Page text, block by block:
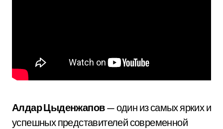
Алдар Цыденжапов— один из самых ярких и
успешных представителей современной